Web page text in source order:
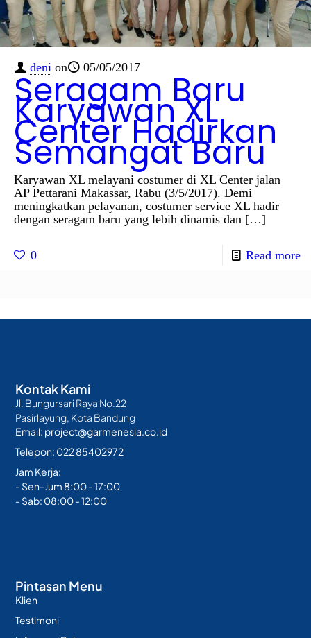
deni on 05/05/2017
Seragam Baru
Karyawan XL
Center Hadirkan
Semangat Baru
Karyawan XL melayani costumer di XL Center jalan
AP Pettarani Makassar, Rabu (3/5/2017). Demi
meningkatkan pelayanan, costumer service XL hadir
dengan seragam baru yang lebih dinamis dan […]
0 Read more
Pintasan Menu
Klien
Testimoni
Kontak Kami
Jl. Bungursari Raya No.22
Pasirlayung, Kota Bandung
Email: project@garmenesia.co.id
Telepon: 022 85402972
Jam Kerja:
- Sen-Jum 8:00 - 17:00
- Sab: 08:00 - 12:00